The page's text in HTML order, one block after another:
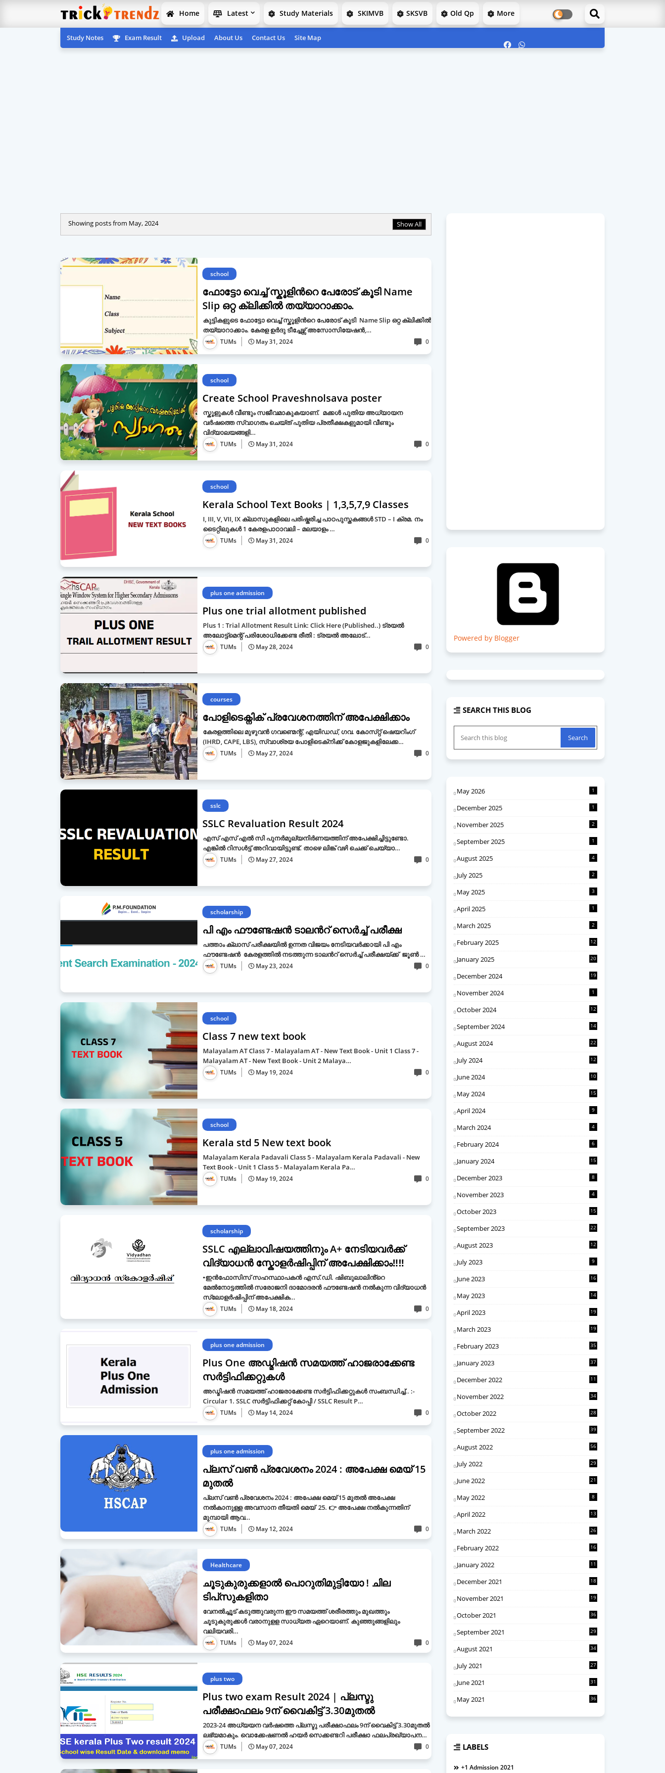
Home Latest Study Materials SKIMVB SKSVB Old Qp More
Study Notes Exam Result Upload About Us Contact Us Site Map
Showing posts from May, 2024 Show All
school
ഫോട്ടോ വെച്ച് സ്കൂളിൻറെ പേരോട് കൂടി Name
Slip ഒറ്റ ക്ലിക്കിൽ തയ്യാറാക്കാം.
കുട്ടികളുടെ ഫോട്ടോ വെച്ച് സ്കൂളിൻറെ പേരോട് കൂടി Name Slip ഒറ്റ ക്ലിക്കിൽ
തയ്യാറാക്കാം. കേരള ഉർദു ടീച്ചേഴ്സ് അസോസിയേഷൻ,…
TUMs May 31, 2024 0
school
Create School Praveshnolsava poster
സ്കൂളുകൾ വീണ്ടും സജീവമാകുകയാണ്. മക്കൾ പുതിയ അധ്യായന
വർഷത്തെ സ്വാഗതം ചെയ്ത് പുതിയ പ്രതീക്ഷകളുമായി വീണ്ടും
വിദ്യാലയങ്ങളി…
TUMs May 31, 2024 0
school
Kerala School Text Books | 1,3,5,7,9 Classes
I, III, V, VII, IX ക്ലാസുകളിലെ പരിഷ്കരിച്ച പാഠപുസ്തകങ്ങൾ STD – I ക്രമ. നം
ടൈറ്റിലുകള്‍ 1 കേരളപാഠാവലി – മലയാളം …
TUMs May 31, 2024 0
plus one admission
Plus one trial allotment published
Plus 1 : Trial Allotment Result Link: Click Here (Published..) ട്രയൽ
അലോട്ട്മെന്റ് പരിശോധിക്കേണ്ട രീതി : ട്രയൽ അലോട്…
TUMs May 28, 2024 0
courses
പോളിടെക്നിക് പ്രവേശനത്തിന് അപേക്ഷിക്കാം
കേരളത്തിലെ മുഴുവൻ ഗവണ്മെന്റ്, എയിഡഡ്, ഗവ. കോസ്‌റ്റ് ഷെയറിംഗ്
(IHRD, CAPE, LBS), സ്വാശ്രയ പോളിടെക്‌നിക്ക് കോളജുകളിലേക്ക…
TUMs May 27, 2024 0
sslc
SSLC Revaluation Result 2024
എസ് എസ് എൽ സി പുനർമൂല്യനിർണയത്തിന് അപേക്ഷിച്ചിട്ടുണ്ടോ.
എങ്കിൽ റിസൾട്ട് അറിവായിട്ടുണ്ട്. താഴെ ലിങ്ക് വഴി ചെക്ക് ചെയ്യാ…
TUMs May 27, 2024 0
scholarship
പി എം ഫൗണ്ടേഷൻ ടാലൻറ് സെർച്ച് പരീക്ഷ
പത്താം ക്ലാസ് പരീക്ഷയിൽ ഉന്നത വിജയം നേടിയവർക്കായി പി എം
ഫൗണ്ടേഷൻ കേരളത്തിൽ നടത്തുന്ന ടാലൻറ് സെർച്ച് പരീക്ഷയ്ക്ക് ജൂൺ …
TUMs May 23, 2024 0
school
Class 7 new text book
Malayalam AT Class 7 - Malayalam AT - New Text Book - Unit 1 Class 7 -
Malayalam AT - New Text Book - Unit 2 Malaya…
TUMs May 19, 2024 0
school
Kerala std 5 New text book
Malayalam Kerala Padavali Class 5 - Malayalam Kerala Padavali - New
Text Book - Unit 1 Class 5 - Malayalam Kerala Pa…
TUMs May 19, 2024 0
scholarship
SSLC എല്ലാവിഷയത്തിനും A+ നേടിയവർക്ക്
വിദ്യാധൻ സ്കോളർഷിപ്പിന് അപേക്ഷിക്കാം‼‼
▪ഇൻഫോസിസ് സഹസ്ഥാപകൻ എസ്.ഡി. ഷിബുലാലിൻ്റെ
മേൽനോട്ടത്തിൽ സരോജനി ദാമോദരൻ ഫൗണ്ടേഷൻ നൽകുന്ന വിദ്യാധൻ
സ്ലോളർഷിപ്പിന് അപേക്ഷിക…
TUMs May 18, 2024 0
plus one admission
Plus One അഡ്മിഷൻ സമയത്ത് ഹാജരാക്കേണ്ട
സർട്ടിഫിക്കറ്റുകൾ
അഡ്മിഷൻ സമയത്ത് ഹാജരാക്കേണ്ട സർട്ടിഫിക്കറ്റുകൾ സംബന്ധിച്ച്.. :-
Circular 1. SSLC സർട്ടിഫിക്കറ്റ് കോപ്പി / SSLC Result P…
TUMs May 14, 2024 0
plus one admission
പ്ലസ് വൺ പ്രവേശനം 2024 : അപേക്ഷ മെയ്‌ 15
മുതൽ
പ്ലസ് വൺ പ്രവേശനം 2024 : അപേക്ഷ മെയ്‌ 15 മുതൽ അപേക്ഷ
നൽകാനുള്ള അവസാന തീയതി മെയ്‌ 25. 👉 അപേക്ഷ നൽകുന്നതിന്
മുമ്പായി ആവ…
TUMs May 12, 2024 0
Healthcare
ചൂടുകുരുക്കളാൽ പൊറുതിമുട്ടിയോ ! ചില
ടിപ്‌സുകളിതാ
വേനല്‍ച്ചൂട് കടുത്തുവരുന്ന ഈ സമയത്ത് ശരീരത്തും മുഖത്തും
ചൂടുകുരുക്കള്‍ വരാനുളള സാധ്യത ഏറെയാണ്. കുഞ്ഞുങ്ങളിലും
വലിയവരി…
TUMs May 07, 2024 0
plus two
Plus two exam Result 2024 | പ്ലസ്ടു
പരീക്ഷാഫലം 9ന് വൈകിട്ട് 3.30മുതൽ
2023-24 അധ്യയന വർഷത്തെ പ്ലസ്ടു പരീക്ഷാഫലം 9ന് വൈകിട്ട് 3.30മുതൽ
ലഭ്യമാകും. വൊക്കേഷണൽ ഹയർ സെക്കണ്ടറി പരീക്ഷാ ഫലപ്രഖ്യാപന…
TUMs May 07, 2024 0
Powered by Blogger
SEARCH THIS BLOG
May 2026 1
December 2025 1
November 2025 2
September 2025 1
August 2025 4
July 2025 2
May 2025 3
April 2025 1
March 2025 2
February 2025 12
January 2025 20
December 2024 19
November 2024 1
October 2024 12
September 2024 14
August 2024 22
July 2024 12
June 2024 10
May 2024 15
April 2024 9
March 2024 4
February 2024 6
January 2024 15
December 2023 8
November 2023 4
October 2023 15
September 2023 22
August 2023 12
July 2023 9
June 2023 16
May 2023 14
April 2023 19
March 2023 19
February 2023 35
January 2023 37
December 2022 11
November 2022 34
October 2022 28
September 2022 39
August 2022 56
July 2022 29
June 2022 21
May 2022 8
April 2022 13
March 2022 26
February 2022 16
January 2022 11
December 2021 18
November 2021 19
October 2021 36
September 2021 29
August 2021 34
July 2021 27
June 2021 31
May 2021 36
LABELS
+1 Admission 2021